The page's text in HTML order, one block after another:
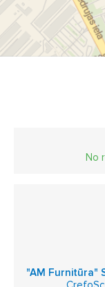
No
"AM Furnitūra"